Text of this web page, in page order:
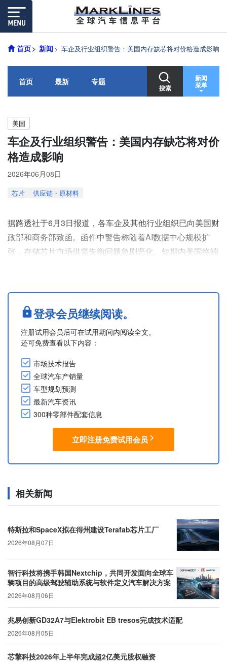
首页 新闻 车企及行业组织警告：美国内存缺芯将对价格造成影响
首页 最新 专题
搜索
新闻
菜单
美国
车企及行业组织警告：美国内存缺芯将对价
格造成影响
2026年06月08日
芯片 供应链・原材料
据路透社于6月3日报道，各车企及其他行业组织已向美国财
政部和商务部致函。函件中警告称随着AI数据中心规模扩
张，存储芯片市场供需失衡问题急剧恶化。短期内美国终端
该警告发布之际，美国政府正投入数十亿美元补贴扶持存储
芯片扩产。行业方面担忧，即便有政策加持，AI数据中心仍
挤占大量存储芯片产能。目前存储芯片价格已飙至历史高
位，流向制造、消费品类行业的芯片供货量持续缩水。
登录会员继续阅读。
注册试用会员后可在试用期间内阅读全文。
还可免费查看以下内容：
市场技术报告
全球汽车产销量
车型规划预测
最新汽车资讯
300种零部件配套信息
立即注册免费试用会员
相关新闻
特斯拉和SpaceX拟在得州建设Terafab芯片工厂
2026年08月07日
智行科技将携手韩国Nextchip，共同开发面向全球车
辆项目的高级驾驶辅助系统与软件定义汽车解决方案
2026年08月06日
兆易创新GD32A7与Elektrobit EB tresos完成技术适配
2026年08月05日
芯擎科技2026年上半年完成超2亿美元股权融资